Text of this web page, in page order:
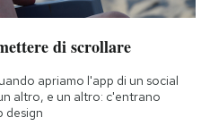
di scrollare
apriamo l'app di un social
altro, e un altro: c'entrano
design